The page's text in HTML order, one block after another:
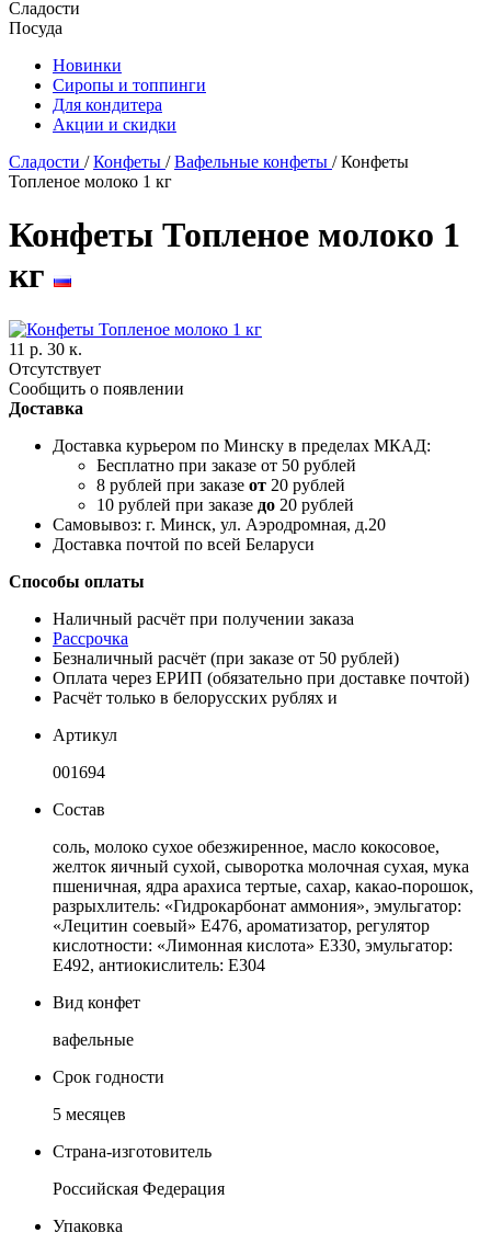
Сладости
Посуда
Новинки
Сиропы и топпинги
Для кондитера
Акции и скидки
Cладости /Конфеты /Вафельные конфеты /Конфеты
Топленое молоко 1 кг
Конфеты Топленое молоко 1
кг
11 р. 30 к.
Отсутствует
Сообщить о появлении
Доставка
Доставка курьером по Минску в пределах МКАД:
Бесплатно при заказе от 50 рублей
8 рублей при заказе от 20 рублей
10 рублей при заказе до 20 рублей
Самовывоз: г. Минск, ул. Аэродромная, д.20
Доставка почтой по всей Беларуси
Способы оплаты
Наличный расчёт при получении заказа
Рассрочка
Безналичный расчёт (при заказе от 50 рублей)
Оплата через ЕРИП (обязательно при доставке почтой)
Расчёт только в белорусских рублях и
Артикул
001694
Состав
соль, молоко сухое обезжиренное, масло кокосовое,
желток яичный сухой, сыворотка молочная сухая, мука
пшеничная, ядра арахиса тертые, сахар, какао-порошок,
разрыхлитель: «Гидрокарбонат аммония», эмульгатор:
«Лецитин соевый» Е476, ароматизатор, регулятор
кислотности: «Лимонная кислота» Е330, эмульгатор:
Е492, антиокислитель: Е304
Вид конфет
вафельные
Срок годности
5 месяцев
Страна-изготовитель
Российская Федерация
Упаковка